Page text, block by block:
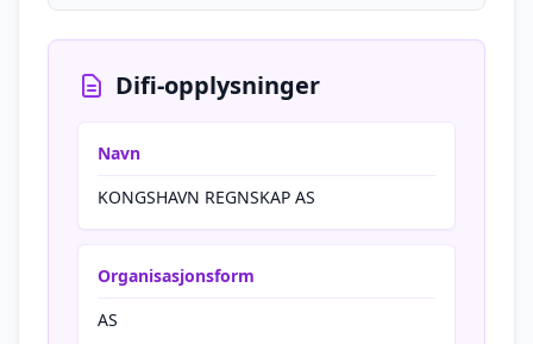
Difi-opplysninger
Navn
KONGSHAVN REGNSKAP AS
Organisasjonsform
AS